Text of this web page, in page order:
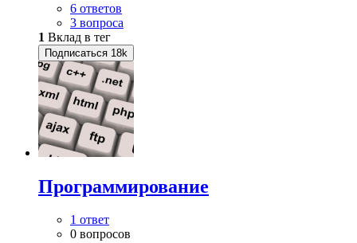
6 ответов
3 вопроса
1 Вклад в тег
Подписаться 18k
Программирование
1 ответ
0 вопросов